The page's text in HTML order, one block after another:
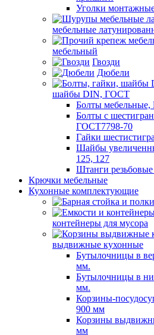
Уголки
мебельные
мебельный
Гвозди
Дюбели
шайбы DIN, ГОСТ
Болты
Болты с
ГОСТ7798-70
Гайки
Шайбы
125, 127
Штанги
Крючки мебельные
Кухонные комплектующие
контейнеры для мусора
выдвижные кухонные
Бутылочницы в
мм.
Бутылочницы в
мм.
Корзины-
900 мм
Корзины
мм